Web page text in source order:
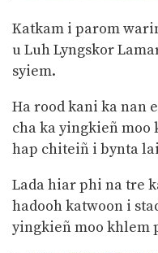
Katkam i parom
u Luh Lyngskor
syiem.
Ha rood kani ka nan
cha ka yingkieñ moo
hap chiteiñ i bynta
Lada hiar phi na tre
hadooh katwoon i
yingkieñ moo khlem